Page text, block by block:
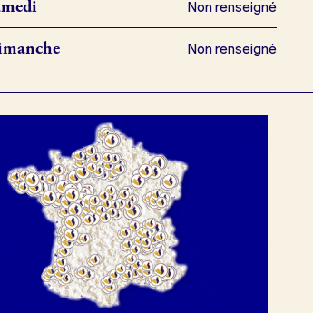
Non renseigné
Non renseigné